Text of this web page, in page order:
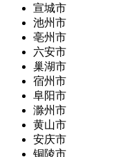
宣城市
池州市
亳州市
六安市
巢湖市
宿州市
阜阳市
滁州市
黄山市
安庆市
铜陵市